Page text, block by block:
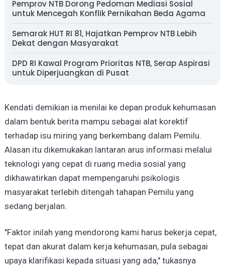
Pemprov NTB Dorong Pedoman Mediasi Sosial
untuk Mencegah Konflik Pernikahan Beda Agama
Semarak HUT RI 81, Hajatkan Pemprov NTB Lebih
Dekat dengan Masyarakat
DPD RI Kawal Program Prioritas NTB, Serap Aspirasi
untuk Diperjuangkan di Pusat
Kendati demikian ia menilai ke depan produk kehumasan
dalam bentuk berita mampu sebagai alat korektif
terhadap isu miring yang berkembang dalam Pemilu.
Alasan itu dikemukakan lantaran arus informasi melalui
teknologi yang cepat di ruang media sosial yang
dikhawatirkan dapat mempengaruhi psikologis
masyarakat terlebih ditengah tahapan Pemilu yang
sedang berjalan.
"Faktor inilah yang mendorong kami harus bekerja cepat,
tepat dan akurat dalam kerja kehumasan, pula sebagai
upaya klarifikasi kepada situasi yang ada," tukasnya